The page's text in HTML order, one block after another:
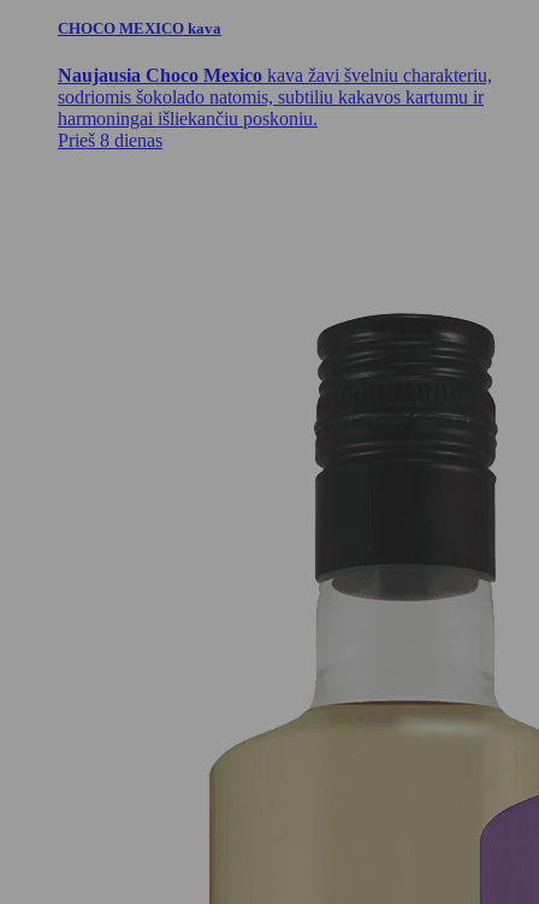
CHOCO MEXICO kava
Naujausia Choco Mexico kava žavi švelniu charakteriu,
sodriomis šokolado natomis, subtiliu kakavos kartumu ir
harmoningai išliekančiu poskoniu.
Prieš 8 dienas